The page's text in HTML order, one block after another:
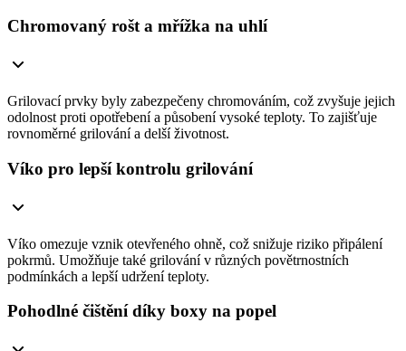
Chromovaný rošt a mřížka na uhlí
Grilovací prvky byly zabezpečeny chromováním, což zvyšuje jejich
odolnost proti opotřebení a působení vysoké teploty. To zajišťuje
rovnoměrné grilování a delší životnost.
Víko pro lepší kontrolu grilování
Víko omezuje vznik otevřeného ohně, což snižuje riziko připálení
pokrmů. Umožňuje také grilování v různých povětrnostních
podmínkách a lepší udržení teploty.
Pohodlné čištění díky boxy na popel